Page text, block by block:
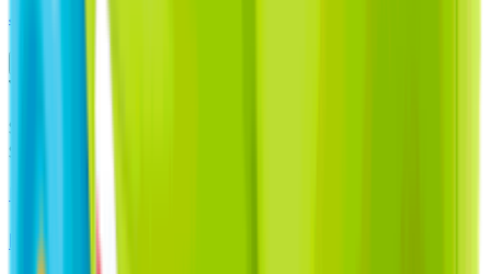
Juguete Perro Mighty Rex Pelota Durable
$
$12.990 x un
Balón de Fútbol Dribbling Arsenal N5